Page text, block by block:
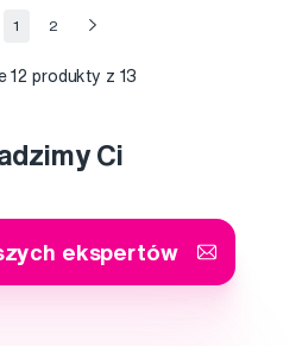
1 2
12 produkty z 13
Ci
ekspertów